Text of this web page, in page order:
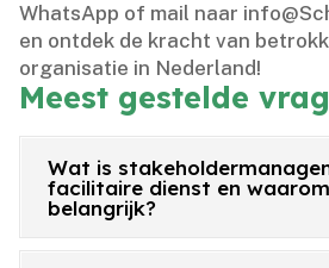
WhatsApp of mail naar
en ontdek de kracht van
organisatie in Nederland!
Meest gestelde
Wat is
facilitaire dienst en
belangrijk?